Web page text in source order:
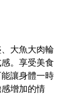
大魚大肉輪
。享受美食
讓身體一時
增加的情